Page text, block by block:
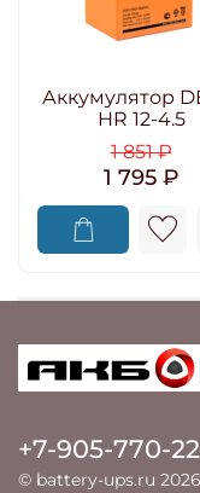
Аккумулятор
HR 12-4.5
1 851 ₽
1 795 ₽
+7-905-770-
© battery-ups.ru